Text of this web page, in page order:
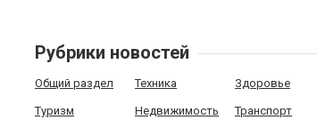
Рубрики новостей
Общий раздел Техника Здоровье
Туризм Недвижимость Транспорт